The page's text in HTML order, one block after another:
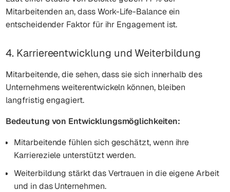
Mitarbeitenden an, dass Work-Life-Balance ein
entscheidender Faktor für ihr Engagement ist.
4. Karriereentwicklung und Weiterbildung
Mitarbeitende, die sehen, dass sie sich innerhalb des
Unternehmens weiterentwickeln können, bleiben
langfristig engagiert.
Bedeutung von Entwicklungsmöglichkeiten:
Mitarbeitende fühlen sich geschätzt, wenn ihre
Karriereziele unterstützt werden.
Weiterbildung stärkt das Vertrauen in die eigene Arbeit
und in das Unternehmen.